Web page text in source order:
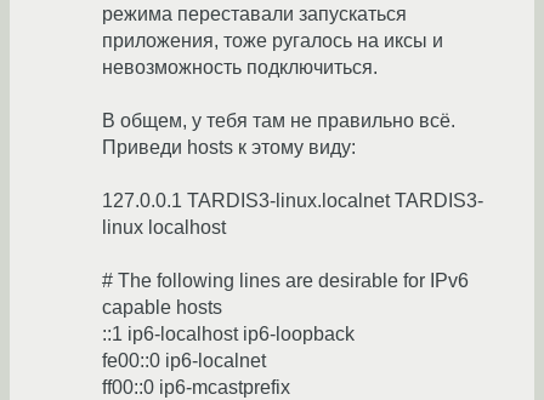
режима переставали запускаться
приложения, тоже ругалось на иксы и
невозможность подключиться.
В общем, у тебя там не правильно всё.
Приведи hosts к этому виду:
127.0.0.1 TARDIS3-linux.localnet TARDIS3-
linux localhost
# The following lines are desirable for IPv6
capable hosts
::1 ip6-localhost ip6-loopback
fe00::0 ip6-localnet
ff00::0 ip6-mcastprefix